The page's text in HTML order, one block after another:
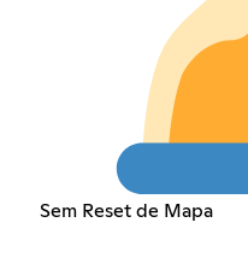
Sem Reset de Mapa